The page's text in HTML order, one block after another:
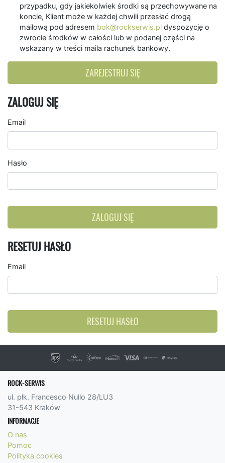
przypadku, gdy jakiekolwiek środki są przechowywane na
koncie, Klient może w każdej chwili przesłać drogą
mailową pod adresem bok@rockserwis.pl dyspozycję o
zwrocie środków w całości lub w podanej części na
wskazany w treści maila rachunek bankowy.
ZAREJESTRUJ SIĘ
ZALOGUJ SIĘ
Email
Hasło
ZALOGUJ SIĘ
RESETUJ HASŁO
Email
RESETUJ HASŁO
ROCK-SERWIS
ul. płk. Francesco Nullo 28/LU3
31-543 Kraków
INFORMACJE
O nas
Pomoc
Polityka cookies